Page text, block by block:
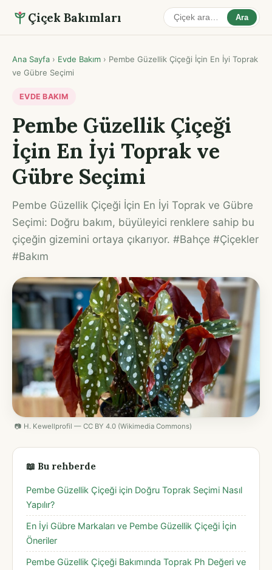
Çiçek Bakımları Ara
Ana Sayfa › Evde Bakım › Pembe Güzellik Çiçeği İçin En İyi Toprak
ve Gübre Seçimi
EVDE BAKIM
Pembe Güzellik Çiçeği
İçin En İyi Toprak ve
Gübre Seçimi
Pembe Güzellik Çiçeği İçin En İyi Toprak ve Gübre
Seçimi: Doğru bakım, büyüleyici renklere sahip bu
çiçeğin gizemini ortaya çıkarıyor. #Bahçe #Çiçekler
#Bakım
📷 H. Kewellprofil — CC BY 4.0 (Wikimedia Commons)
📖 Bu rehberde
Pembe Güzellik Çiçeği için Doğru Toprak Seçimi Nasıl
Yapılır?
En İyi Gübre Markaları ve Pembe Güzellik Çiçeği İçin
Öneriler
Pembe Güzellik Çiçeği Bakımında Toprak Ph Değeri ve